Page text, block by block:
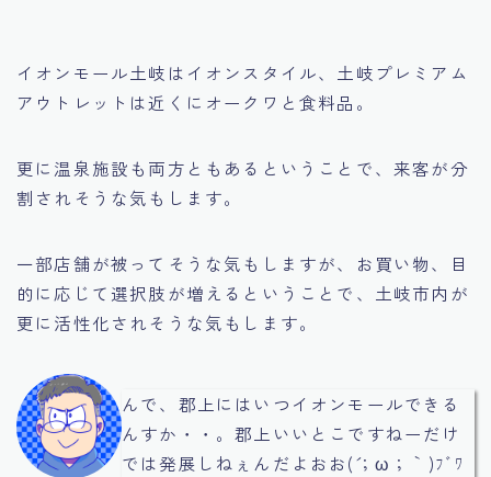
イオンモール土岐はイオンスタイル、土岐プレミアム
アウトレットは近くにオークワと食料品。
更に温泉施設も両方ともあるということで、来客が分
割されそうな気もします。
一部店舗が被ってそうな気もしますが、お買い物、目
的に応じて選択肢が増えるということで、土岐市内が
更に活性化されそうな気もします。
んで、郡上にはいつイオンモールできる
んすか・・。郡上いいとこですねーだけ
では発展しねぇんだよおお(´；ω；｀)ﾌﾞﾜ